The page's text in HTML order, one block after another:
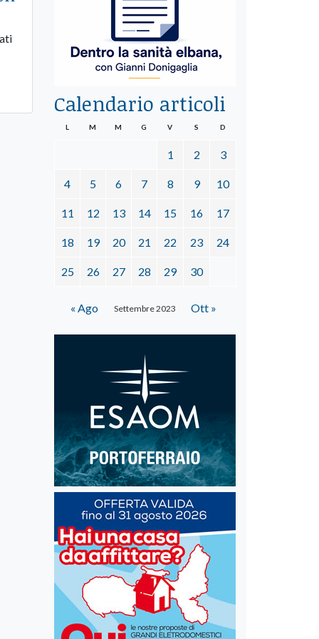
Calendario articoli
Settembre 2023
L M M G V S D
1 2 3
4 5 6 7 8 9 10
11 12 13 14 15 16 17
18 19 20 21 22 23 24
25 26 27 28 29 30
« Ago Ott »